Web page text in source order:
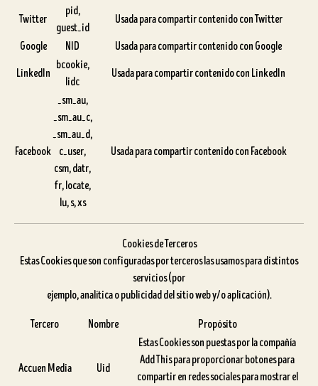
Twitter
pid,
guest_id
Usada para compartir contenido con Twitter
Google
NID
Usada para compartir contenido con Google
LinkedIn
bcookie,
lidc
Usada para compartir contenido con LinkedIn
Facebook
_sm_au,
_sm_au_c,
_sm_au_d,
c_user,
csm, datr,
fr, locate,
lu, s, xs
Usada para compartir contenido con Facebook
Cookies de Terceros
Estas Cookies que son configuradas por terceros las usamos para distintos
servicios (por
ejemplo, analítica o publicidad del sitio web y/o aplicación).
Tercero Nombre Propósito
Accuen Media Uid
Estas Cookies son puestas por la compañía
Add This para proporcionar botones para
compartir en redes sociales para mostrar el